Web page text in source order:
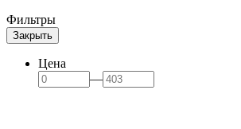
Фильтры
Закрыть
Цена
—